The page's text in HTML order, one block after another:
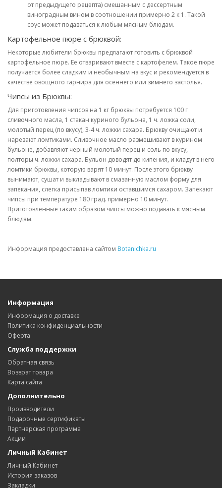
от предыдущего рецепта) смешанным с дессертным
виноградным вином в соотношении примерно 2 к 1. Такой
соус может подаваться к любым мясным блюдам.
Картофельное пюре с брюквой:
Некоторые любители брюквы предлагают готовить с брюквой
картофельное пюре. Ее отваривают вместе с картофелем. Такое пюре
получается более сладким и необычным на вкус и рекомендуется в
качестве овощного гарнира для осеннего или зимнего застолья.
Чипсы из Брюквы:
Для приготовления чипсов на 1 кг брюквы потребуется 100 г
сливочного масла, 1 стакан куриного бульона, 1 ч. ложка соли,
молотый перец (по вкусу), 3-4 ч. ложки сахара. Брюкву очищают и
нарезают ломтиками. Сливочное масло размешивают в курином
бульоне, добавляют черный молотый перец и соль по вкусу,
полторы ч. ложки сахара. Бульон доводят до кипения, и кладут в него
ломтики брюквы, которую варят 10 минут. После этого брюкву
вынимают, сушат и выкладывают в смазанную маслом форму для
запекания, слегка присыпав ломтики оставшимся сахаром. Запекают
чипсы при температуре 180 град. примерно 10 минут.
Приготовленные таким образом чипсы можно подавать к мясным
блюдам.
Информация предоставлена сайтом Botanichka.ru
Информация
Информация о доставке
Политика конфиденциальности
Оферта
Служба поддержки
Обратная связь
Возврат товара
Карта сайта
Дополнительно
Производители
Подарочные сертификаты
Партнерская программа
Акции
Личный Кабинет
Личный Кабинет
История заказов
Закладки